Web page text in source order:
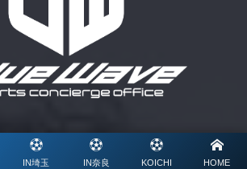
IN埼玉 IN奈良 KOICHI HOME